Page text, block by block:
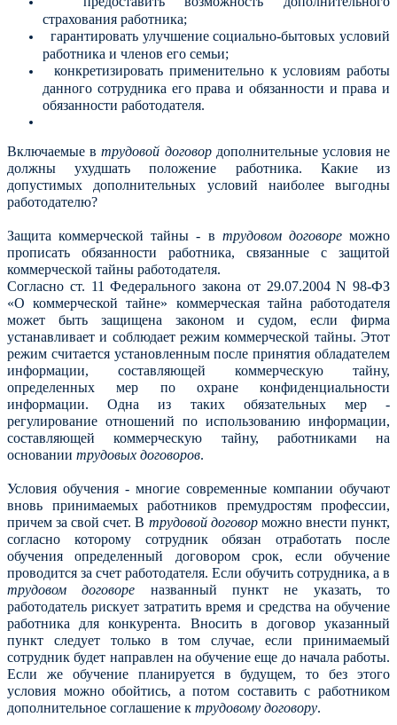
страхования работника;
гарантировать улучшение социально-бытовых условий
работника и членов его семьи;
конкретизировать применительно к условиям работы
данного сотрудника его права и обязанности и права и
обязанности работодателя.
Включаемые втрудовой договордополнительные условия не
должны ухудшать положение работника. Какие из
допустимых дополнительных условий наиболее выгодны
работодателю?
Защита коммерческой тайны - в трудовом договореможно
прописать обязанности работника, связанные с защитой
коммерческой тайны работодателя.
Согласно ст. 11 Федерального закона от 29.07.2004 N 98-ФЗ
«О коммерческой тайне» коммерческая тайна работодателя
может быть защищена законом и судом, если фирма
устанавливает и соблюдает режим коммерческой тайны. Этот
режим считается установленным после принятия обладателем
информации, составляющей коммерческую тайну,
определенных мер по охране конфиденциальности
информации. Одна из таких обязательных мер -
регулирование отношений по использованию информации,
составляющей коммерческую тайну, работниками на
основании трудовых договоров.
Условия обучения - многие современные компании обучают
вновь принимаемых работников премудростям профессии,
причем за свой счет. В трудовой договорможно внести пункт,
согласно которому сотрудник обязан отработать после
обучения определенный договором срок, если обучение
проводится за счет работодателя. Если обучить сотрудника, а в
трудовом договоре названный пункт не указать, то
работодатель рискует затратить время и средства на обучение
работника для конкурента. Вносить в договор указанный
пункт следует только в том случае, если принимаемый
сотрудник будет направлен на обучение еще до начала работы.
Если же обучение планируется в будущем, то без этого
условия можно обойтись, а потом составить с работником
дополнительное соглашение к трудовому договору.